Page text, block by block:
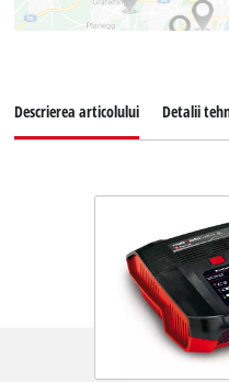
Descrierea articolului Detalii